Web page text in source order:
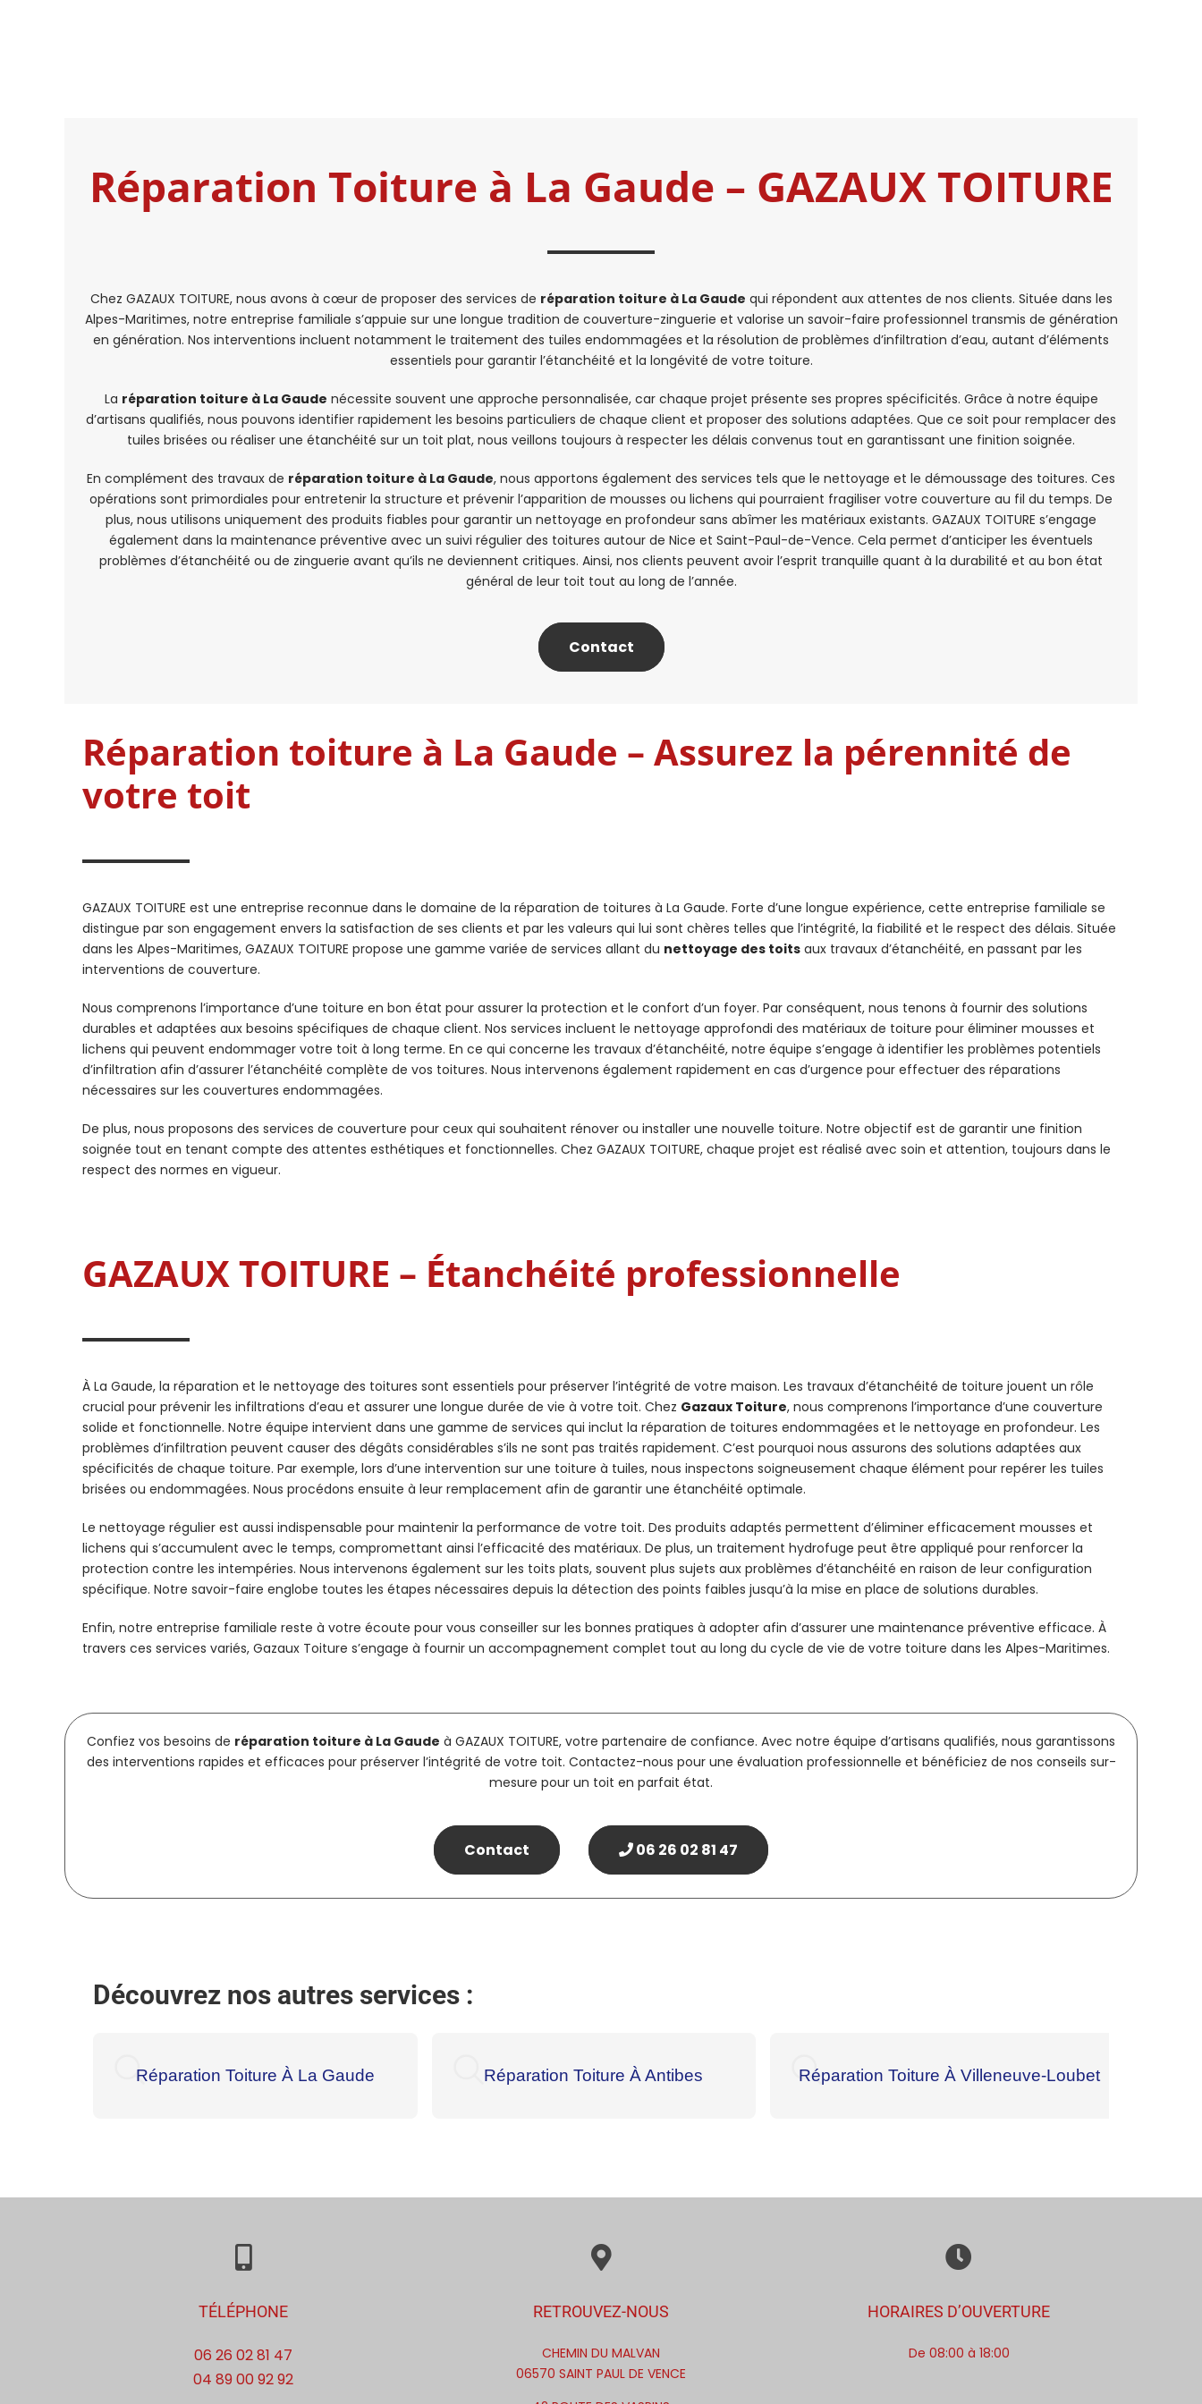
Réparation Toiture à La Gaude – GAZAUX TOITURE
Chez GAZAUX TOITURE, nous avons à cœur de proposer des services de réparation toiture à La Gaude qui répondent aux attentes de nos clients. Située dans les
Alpes-Maritimes, notre entreprise familiale s’appuie sur une longue tradition de couverture-zinguerie et valorise un savoir-faire professionnel transmis de génération
en génération. Nos interventions incluent notamment le traitement des tuiles endommagées et la résolution de problèmes d’infiltration d’eau, autant d’éléments
essentiels pour garantir l’étanchéité et la longévité de votre toiture.
La réparation toiture à La Gaude nécessite souvent une approche personnalisée, car chaque projet présente ses propres spécificités. Grâce à notre équipe
d’artisans qualifiés, nous pouvons identifier rapidement les besoins particuliers de chaque client et proposer des solutions adaptées. Que ce soit pour remplacer des
tuiles brisées ou réaliser une étanchéité sur un toit plat, nous veillons toujours à respecter les délais convenus tout en garantissant une finition soignée.
En complément des travaux de réparation toiture à La Gaude, nous apportons également des services tels que le nettoyage et le démoussage des toitures. Ces
opérations sont primordiales pour entretenir la structure et prévenir l’apparition de mousses ou lichens qui pourraient fragiliser votre couverture au fil du temps. De
plus, nous utilisons uniquement des produits fiables pour garantir un nettoyage en profondeur sans abîmer les matériaux existants. GAZAUX TOITURE s’engage
également dans la maintenance préventive avec un suivi régulier des toitures autour de Nice et Saint-Paul-de-Vence. Cela permet d’anticiper les éventuels
problèmes d’étanchéité ou de zinguerie avant qu’ils ne deviennent critiques. Ainsi, nos clients peuvent avoir l’esprit tranquille quant à la durabilité et au bon état
général de leur toit tout au long de l’année.
Contact
Réparation toiture à La Gaude – Assurez la pérennité de
votre toit
GAZAUX TOITURE est une entreprise reconnue dans le domaine de la réparation de toitures à La Gaude. Forte d’une longue expérience, cette entreprise familiale se
distingue par son engagement envers la satisfaction de ses clients et par les valeurs qui lui sont chères telles que l’intégrité, la fiabilité et le respect des délais. Située
dans les Alpes-Maritimes, GAZAUX TOITURE propose une gamme variée de services allant du nettoyage des toits aux travaux d’étanchéité, en passant par les
interventions de couverture.
Nous comprenons l’importance d’une toiture en bon état pour assurer la protection et le confort d’un foyer. Par conséquent, nous tenons à fournir des solutions
durables et adaptées aux besoins spécifiques de chaque client. Nos services incluent le nettoyage approfondi des matériaux de toiture pour éliminer mousses et
lichens qui peuvent endommager votre toit à long terme. En ce qui concerne les travaux d’étanchéité, notre équipe s’engage à identifier les problèmes potentiels
d’infiltration afin d’assurer l’étanchéité complète de vos toitures. Nous intervenons également rapidement en cas d’urgence pour effectuer des réparations
nécessaires sur les couvertures endommagées.
De plus, nous proposons des services de couverture pour ceux qui souhaitent rénover ou installer une nouvelle toiture. Notre objectif est de garantir une finition
soignée tout en tenant compte des attentes esthétiques et fonctionnelles. Chez GAZAUX TOITURE, chaque projet est réalisé avec soin et attention, toujours dans le
respect des normes en vigueur.
GAZAUX TOITURE – Étanchéité professionnelle
À La Gaude, la réparation et le nettoyage des toitures sont essentiels pour préserver l’intégrité de votre maison. Les travaux d’étanchéité de toiture jouent un rôle
crucial pour prévenir les infiltrations d’eau et assurer une longue durée de vie à votre toit. Chez Gazaux Toiture, nous comprenons l’importance d’une couverture
solide et fonctionnelle. Notre équipe intervient dans une gamme de services qui inclut la réparation de toitures endommagées et le nettoyage en profondeur. Les
problèmes d’infiltration peuvent causer des dégâts considérables s’ils ne sont pas traités rapidement. C’est pourquoi nous assurons des solutions adaptées aux
spécificités de chaque toiture. Par exemple, lors d’une intervention sur une toiture à tuiles, nous inspectons soigneusement chaque élément pour repérer les tuiles
brisées ou endommagées. Nous procédons ensuite à leur remplacement afin de garantir une étanchéité optimale.
Le nettoyage régulier est aussi indispensable pour maintenir la performance de votre toit. Des produits adaptés permettent d’éliminer efficacement mousses et
lichens qui s’accumulent avec le temps, compromettant ainsi l’efficacité des matériaux. De plus, un traitement hydrofuge peut être appliqué pour renforcer la
protection contre les intempéries. Nous intervenons également sur les toits plats, souvent plus sujets aux problèmes d’étanchéité en raison de leur configuration
spécifique. Notre savoir-faire englobe toutes les étapes nécessaires depuis la détection des points faibles jusqu’à la mise en place de solutions durables.
Enfin, notre entreprise familiale reste à votre écoute pour vous conseiller sur les bonnes pratiques à adopter afin d’assurer une maintenance préventive efficace. À
travers ces services variés, Gazaux Toiture s’engage à fournir un accompagnement complet tout au long du cycle de vie de votre toiture dans les Alpes-Maritimes.
Confiez vos besoins de réparation toiture à La Gaude à GAZAUX TOITURE, votre partenaire de confiance. Avec notre équipe d’artisans qualifiés, nous garantissons
des interventions rapides et efficaces pour préserver l’intégrité de votre toit. Contactez-nous pour une évaluation professionnelle et bénéficiez de nos conseils sur-
mesure pour un toit en parfait état.
Contact 06 26 02 81 47
Découvrez nos autres services :
Réparation Toiture À La Gaude Réparation Toiture À Antibes Réparation Toiture À Villeneuve-Loubet
TÉLÉPHONE
06 26 02 81 47
04 89 00 92 92
RETROUVEZ-NOUS
CHEMIN DU MALVAN
06570 SAINT PAUL DE VENCE
HORAIRES D’OUVERTURE
De 08:00 à 18:00